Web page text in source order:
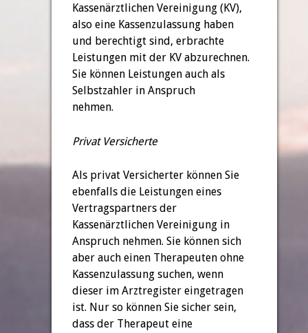
Kassenärztlichen Vereinigung (KV),
also eine Kassenzulassung haben
und berechtigt sind, erbrachte
Leistungen mit der KV abzurechnen.
Sie können Leistungen auch als
Selbstzahler in Anspruch
nehmen.
Privat Versicherte
Als privat Versicherter können Sie
ebenfalls die Leistungen eines
Vertragspartners der
Kassenärztlichen Vereinigung in
Anspruch nehmen. Sie können sich
aber auch einen Therapeuten ohne
Kassenzulassung suchen, wenn
dieser im Arztregister eingetragen
ist. Nur so können Sie sicher sein,
dass der Therapeut eine